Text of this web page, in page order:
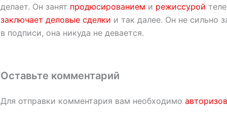
делает. Он занят продюсированием и режиссурой
заключает деловые сделки и так далее. Он не сильно
в подписи, она никуда не девается.
Оставьте комментарий
Для отправки комментария вам необходимо